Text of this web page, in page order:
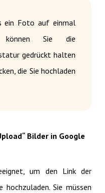
ein Foto auf einmal
können Sie die
gedrückt halten
die Sie hochladen
Bilder in Google
um den Link der
Sie müssen